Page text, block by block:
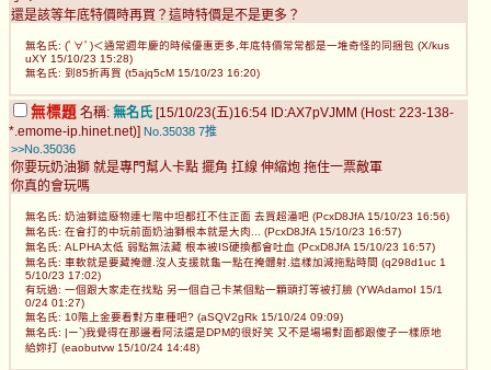
還是該等年底特價時再買？這時特價是不是更多？
無名氏: (ﾟ∀ﾟ)＜通常週年慶的時候優惠更多,年底特價常常都是一堆奇怪的同捆包 (X/kus
uXY 15/10/23 15:28)
無名氏: 到85折再買 (t5ajq5cM 15/10/23 16:20)
無標題 名稱: 無名氏 [15/10/23(五)16:54 ID:AX7pVJMM (Host: 223-138-
*.emome-ip.hinet.net)] No.35038 7推
>>No.35036
你要玩奶油獅 就是專門幫人卡點 擺角 扛線 伸縮炮 拖住一票敵軍
你真的會玩嗎
無名氏: 奶油獅這廢物連七階中坦都扛不住正面 去買超潘吧 (PcxD8JfA 15/10/23 16:56)
無名氏: 在會打的中玩前面奶油獅根本就是大肉... (PcxD8JfA 15/10/23 16:57)
無名氏: ALPHA太低 弱點無法藏 根本被IS硬換都會吐血 (PcxD8JfA 15/10/23 16:57)
無名氏: 車軟就是要藏掩體.沒人支援就龜一點在掩體射.這樣加減拖點時間 (q298d1uc 1
5/10/23 17:02)
有玩過: 一個跟大家走在找點 另一個自己卡某個點一顆頭打等被打臉 (YWAdamoI 15/1
0/24 01:27)
無名氏: 10階上金要看對方車種吧? (aSQV2gRk 15/10/24 09:09)
無名氏: |ー`)我覺得在那邊看阿法還是DPM的很好笑 又不是場場對面都跟傻子一樣原地
給妳打 (eaobutvw 15/10/24 14:48)